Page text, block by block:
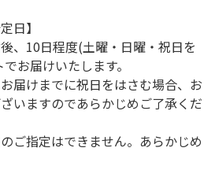
日】
、10日程度(土曜・日曜・祝日を
お届けいたします。
届けまでに祝日をはさむ場合、お
いますのであらかじめご了承くだ
ご指定はできません。あらかじめ